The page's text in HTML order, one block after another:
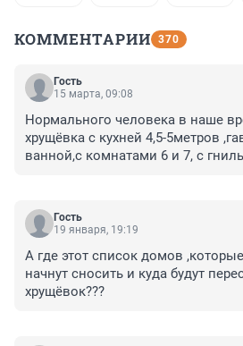
КОММЕНТАРИИ 370
Гость
15 марта, 09:08
Нормального человека в наше
хрущёвка с кухней 4,5-5метров
ванной,с комнатами 6 и 7, с
, которые очень похожи на
толщина стен и перекрытий
от постоянных протечек
надёжность, и в этих домах тоже
алюминиевая проводка не
современной бытовой техники,
распорядилась,что бы убрали
Гость
19 января, 19:19
А где этот список домов
начнут сносить и куда будут
хрущёвок???